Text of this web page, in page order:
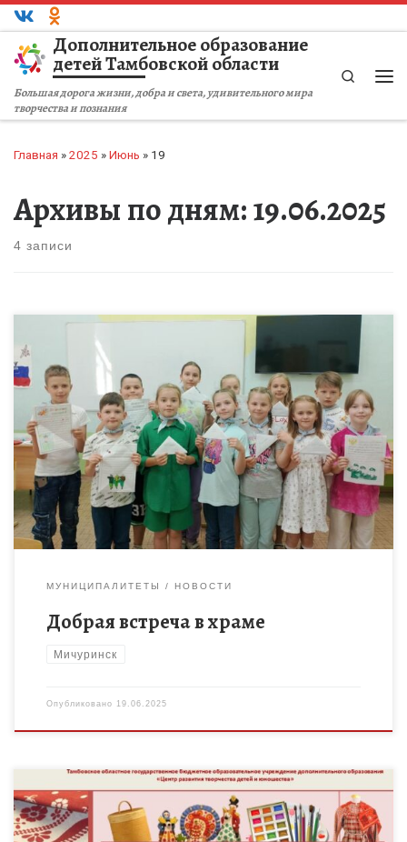
Перейти к содержимому
Дополнительное образование
детей Тамбовской области
Большая дорога жизни, добра и света, удивительного мира
творчества и познания
Search
Главная » 2025 » Июнь » 19
Архивы по дням:19.06.2025
4 записи
Ребята из лагеря дневного пребывания «Непоседы» Центра
детского творчества г.Мичуринска подключились к сбору
гуманитарной помощи для бойцов СВО и посетили храм
Святителя Николая. Накануне они […]
МУНИЦИПАЛИТЕТЫ НОВОСТИ
Добрая встреча в храме
Мичуринск
Опубликовано 19.06.2025